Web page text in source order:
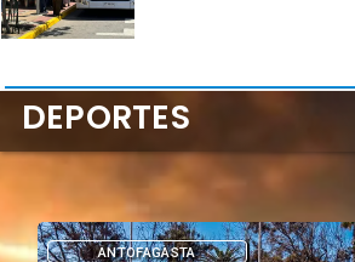
DEPORTES
DEPORTES